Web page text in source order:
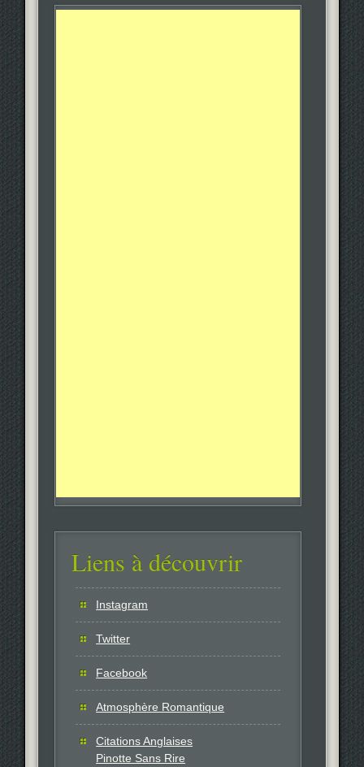
Liens à découvrir
Instagram
Twitter
Facebook
Atmosphère Romantique
Citations Anglaises
Pinotte Sans Rire